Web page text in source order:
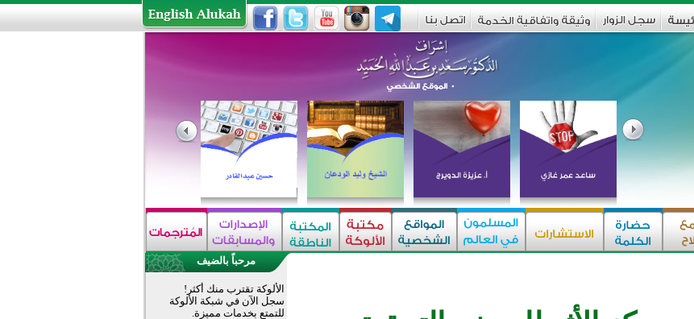
مرحباً بالضيف
الألوكة تقترب منك أكثر!
سجل الآن في شبكة الألوكة
للتمتع بخدمات مميزة.